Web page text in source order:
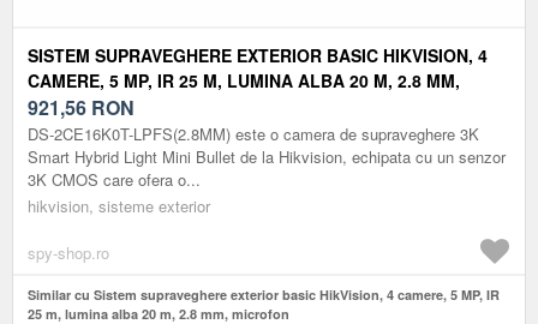
SISTEM SUPRAVEGHERE EXTERIOR BASIC HIKVISION, 4
CAMERE, 5 MP, IR 25 M, LUMINA ALBA 20 M, 2.8 MM,
MICROFON
921,56 RON
DS-2CE16K0T-LPFS(2.8MM) este o camera de supraveghere 3K
Smart Hybrid Light Mini Bullet de la Hikvision, echipata cu un senzor
3K CMOS care ofera o...
hikvision, sisteme exterior
spy-shop.ro
Similar cu Sistem supraveghere exterior basic HikVision, 4 camere, 5 MP, IR
25 m, lumina alba 20 m, 2.8 mm, microfon